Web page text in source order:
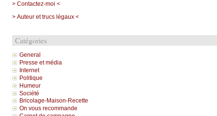
> Contactez-moi <
> Auteur et trucs légaux <
Catégories
General
Presse et média
Internet
Politique
Humeur
Société
Bricolage-Maison-Recette
On vous recommande